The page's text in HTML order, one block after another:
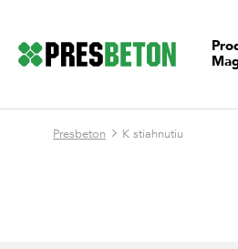
Presbeton K stiahnutiu